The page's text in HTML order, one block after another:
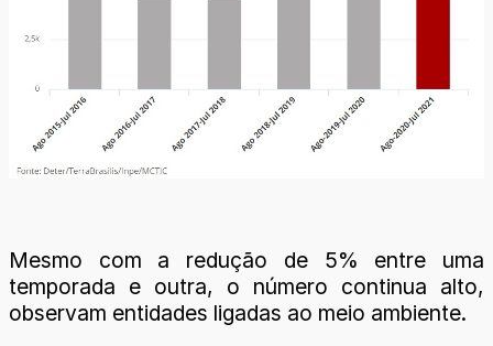
Mesmo com a redução de 5% entre uma
temporada e outra, o número continua alto,
observam entidades ligadas ao meio ambiente.